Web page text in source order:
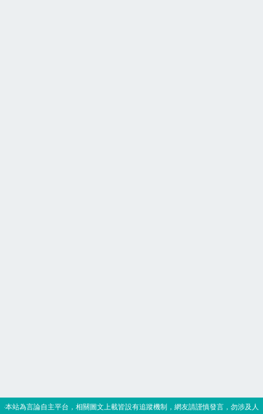
‧本站為言論自主平台，相關圖文上載皆設有追蹤機制，網友請謹慎發言，勿涉及人